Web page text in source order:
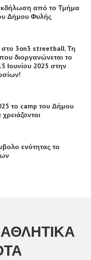
εκδήλωση από το Τμήμα
Δήμου Φυλής
3on3 streetball. Τη
διοργανώνεται το
Ιουνίου 2025 στην
το camp του Δήμου
ενότητας το
ΑΘΛΗΤΙΚΆ